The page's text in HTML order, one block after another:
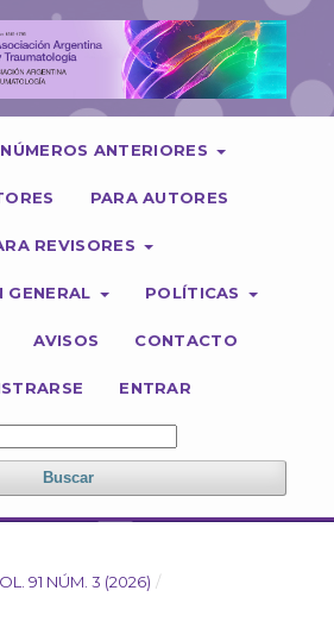
NÚMEROS ANTERIORES
PARA AUTORES
REVISORES
GENERAL POLÍTICAS
AVISOS CONTACTO
ENTRAR
Buscar
91 NÚM. 3 (2026) /